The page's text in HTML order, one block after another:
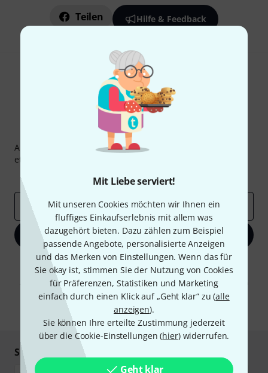
Mit Liebe serviert!
Mit unseren Cookies möchten wir Ihnen ein
fluffiges Einkaufserlebnis mit allem was
dazugehört bieten. Dazu zählen zum Beispiel
passende Angebote, personalisierte Anzeigen
und das Merken von Einstellungen. Wenn das für
Sie okay ist, stimmen Sie der Nutzung von Cookies
für Präferenzen, Statistiken und Marketing
einfach durch einen Klick auf „Geht klar“ zu (alle
anzeigen).
Sie können Ihre erteilte Zustimmung jederzeit
über die Cookie-Einstellungen (hier) widerrufen.
Geht klar
Teilen Hilfe & Feedback
Thomann Newsletter
Abonniere den Thomann Newsletter und gewinne mit
etwas Glück einen von
Inspirierende Beiträge
Deals
E-Mail-Adresse*
Jetzt anmelden
Mit Klick auf „Jetzt anmelden“ stimmen Sie dem Erhalt von E-Mail-
Werbung und einer Messung des E-Mail-Nutzungsverhaltens zu. Die
Abmeldung ist jederzeit möglich. Weitere Informationen finden Sie in
unseren
Datenschutzhinweisen .
* Pflichtfeld
Sicher einkaufen & bezahlen